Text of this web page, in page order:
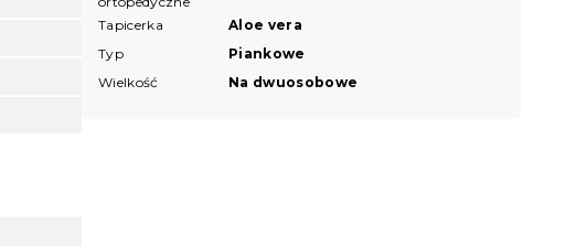
Tapicerka
Aloe vera
Typ
Piankowe
Wielkość
Na dwuosobowe